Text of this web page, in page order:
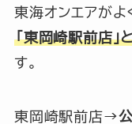
東海オンエアがよ
「東岡崎駅前店
す。
東岡崎駅前店→